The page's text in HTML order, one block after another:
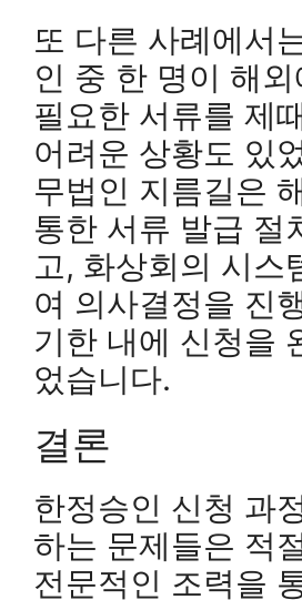
또 다른 사례에서
인 중 한 명이 해
필요한 서류를 제
어려운 상황도 있
무법인 지름길은
통한 서류 발급 절
고, 화상회의 시스
여 의사결정을 진
기한 내에 신청을
었습니다.
결론
한정승인 신청 과
하는 문제들은 적
전문적인 조력을